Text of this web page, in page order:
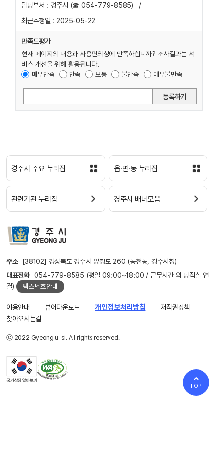
담당부서 : 경주시 (☎ 054-779-8585)
/
최근수정일 : 2025-05-22
만족도평가
현재 페이지의 내용과 사용편의성에 만족하십니까? 조사결과는 서
비스 개선을 위해 활용됩니다.
매우만족 만족 보통 불만족 매우불만족
등록하기
경주시 주요 누리집 읍·면·동 누리집
관련기관 누리집 경주시 배너모음
주소 [38102] 경상북도 경주시 양정로 260 (동천동, 경주시청)
대표전화 054-779-8585 (평일 09:00~18:00 / 근무시간 외 당직실 연
결)
팩스번호안내
이용안내 뷰어다운로드 개인정보처리방침
저작권정책
찾아오시는길
ⓒ 2022 Gyeongju-si. All rights reserved.
TOP